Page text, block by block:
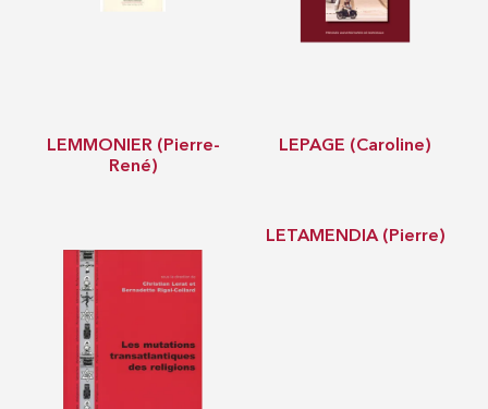
LEMMONIER (Pierre-
René)
LEPAGE (Caroline)
LETAMENDIA (Pierre)